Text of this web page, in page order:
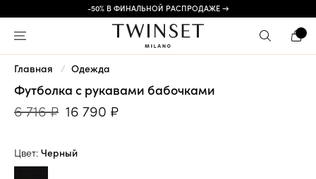
-50% В ФИНАЛЬНОЙ РАСПРОДАЖЕ →
Главная Одежда
Футболка с рукавами бабочками
6 716 ₽ 16 790 ₽
Цвет: Черный